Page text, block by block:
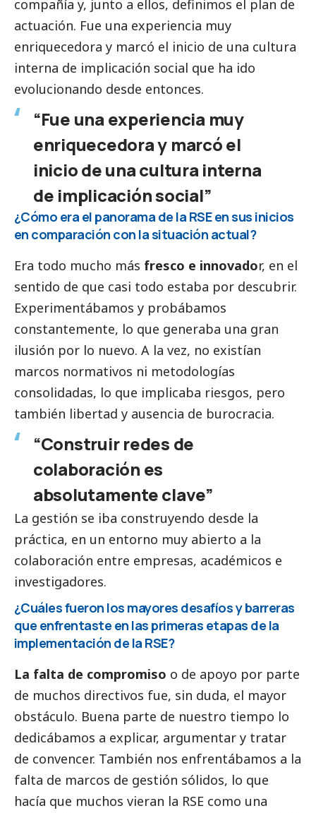
compañía y, junto a ellos, definimos el plan de
actuación. Fue una experiencia muy
enriquecedora y marcó el inicio de una cultura
interna de implicación social que ha ido
evolucionando desde entonces.
“Fue una experiencia muy
enriquecedora y marcó el
inicio de una cultura interna
de implicaciónsocial”
¿Cómo era el panorama de la RSE en sus inicios
en comparación con la situación actual?
Era todo mucho más fresco e innovador, en el
sentido de que casi todo estaba por descubrir.
Experimentábamos y probábamos
constantemente, lo que generaba una gran
ilusión por lo nuevo. A la vez, no existían
marcos normativos ni metodologías
consolidadas, lo que implicaba riesgos, pero
también libertad y ausencia de burocracia.
“Construir redes de
colaboración es
absolutamente clave”
La gestión se iba construyendo desde la
práctica, en un entorno muy abierto a la
colaboración entre empresas, académicos e
investigadores.
¿Cuáles fueron los mayores desafíos y barreras
que enfrentaste en las primeras etapas de la
implementación de la RSE?
La falta de compromiso o de apoyo por parte
de muchos directivos fue, sin duda, el mayor
obstáculo. Buena parte de nuestro tiempo lo
dedicábamos a explicar, argumentar y tratar
de convencer. También nos enfrentábamos a la
falta de marcos de gestión sólidos, lo que
hacía que muchos vieran la RSE como una